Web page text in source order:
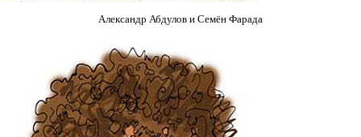
Александр Абдулов и Семён Фарада